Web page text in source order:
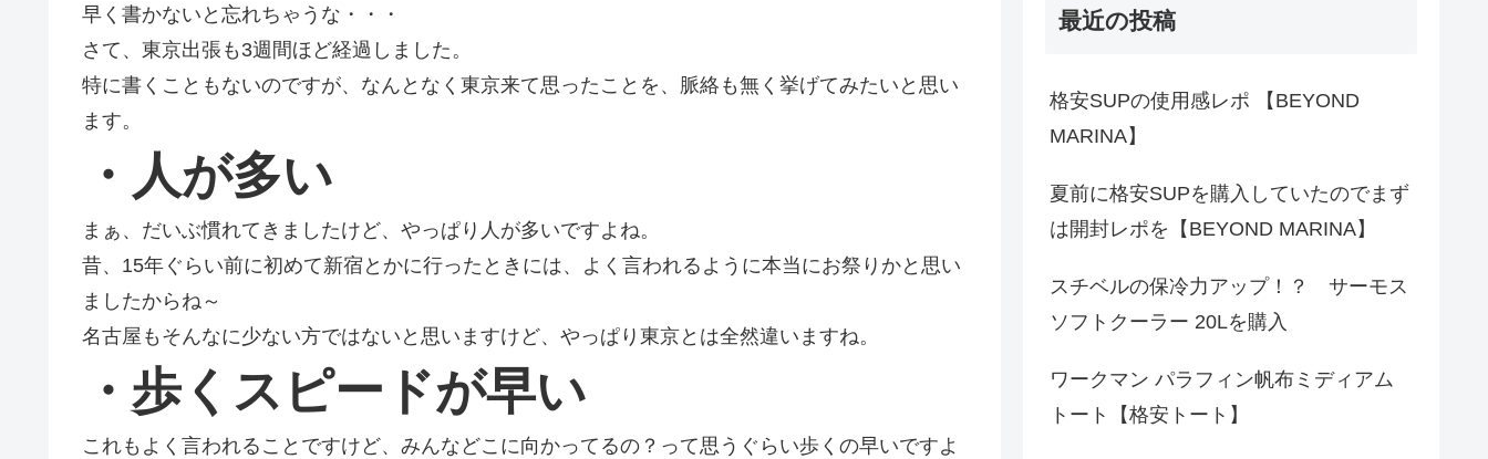
早く書かないと忘れちゃうな・・・
さて、東京出張も3週間ほど経過しました。
特に書くこともないのですが、なんとなく東京来て思ったことを、脈絡も無く挙げてみたいと思い
ます。
・人が多い
まぁ、だいぶ慣れてきましたけど、やっぱり人が多いですよね。
昔、15年ぐらい前に初めて新宿とかに行ったときには、よく言われるように本当にお祭りかと思い
ましたからね～
名古屋もそんなに少ない方ではないと思いますけど、やっぱり東京とは全然違いますね。
・歩くスピードが早い
これもよく言われることですけど、みんなどこに向かってるの？って思うぐらい歩くの早いですよ
最近の投稿
格安SUPの使用感レポ 【BEYOND
MARINA】
夏前に格安SUPを購入していたのでまず
は開封レポを【BEYOND MARINA】
スチベルの保冷力アップ！？ サーモス
ソフトクーラー 20Lを購入
ワークマン パラフィン帆布ミディアム
トート【格安トート】